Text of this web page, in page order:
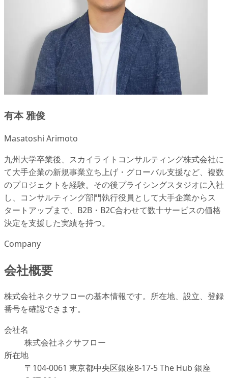
有本 雅俊
Masatoshi Arimoto
九州大学卒業後、スカイライトコンサルティング株式会社に
て大手企業の新規事業立ち上げ・グローバル支援など、複数
のプロジェクトを経験。その後プライシングスタジオに入社
し、コンサルティング部門執行役員として大手企業からス
タートアップまで、B2B・B2C合わせて数十サービスの価格
決定を支援した実績を持つ。
Company
会社概要
株式会社ネクサフローの基本情報です。所在地、設立、登録
番号を確認できます。
会社名
株式会社ネクサフロー
所在地
〒104-0061 東京都中央区銀座8-17-5 The Hub 銀座